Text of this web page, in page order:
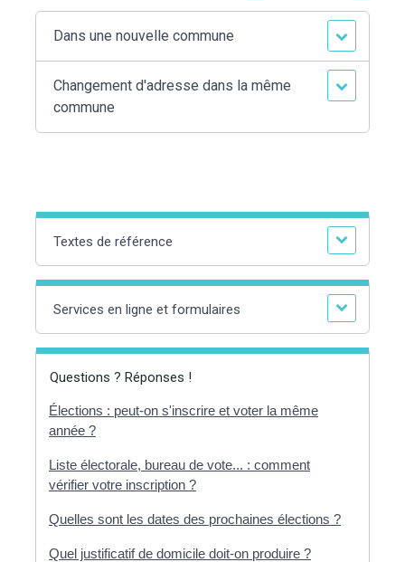
Dans une nouvelle commune
Changement d'adresse dans la même
commune
Textes de référence
Services en ligne et formulaires
Questions ? Réponses !
Élections : peut-on s'inscrire et voter la même
année ?
Liste électorale, bureau de vote... : comment
vérifier votre inscription ?
Quelles sont les dates des prochaines élections ?
Quel justificatif de domicile doit-on produire ?